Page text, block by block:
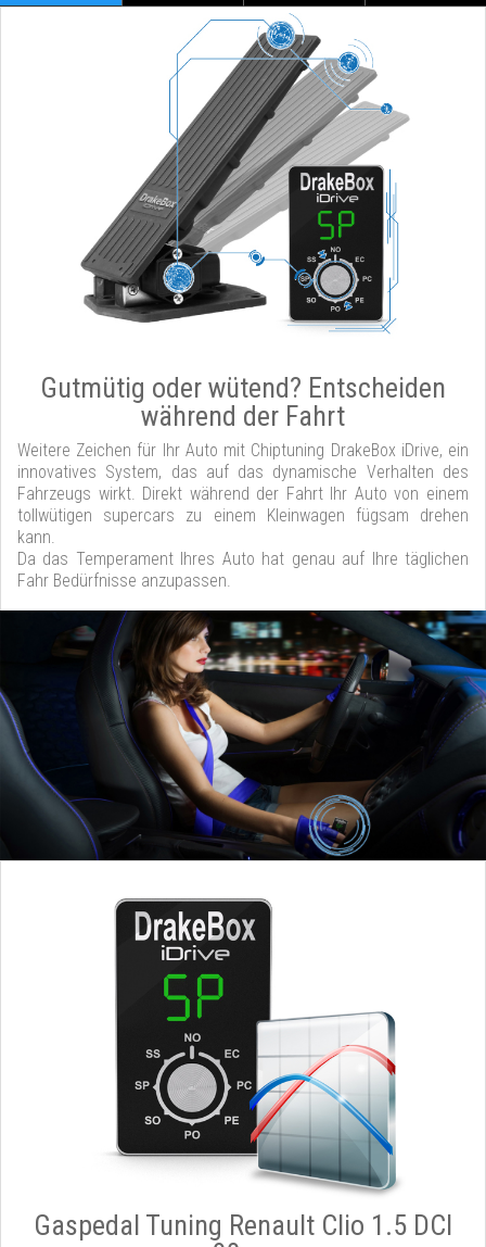
Gutmütig oder wütend? Entscheiden
während der Fahrt
Weitere Zeichen für Ihr Auto mit Chiptuning DrakeBox iDrive, ein
innovatives System, das auf das dynamische Verhalten des
Fahrzeugs wirkt. Direkt während der Fahrt Ihr Auto von einem
tollwütigen supercars zu einem Kleinwagen fügsam drehen
kann.
Da das Temperament Ihres Auto hat genau auf Ihre täglichen
Fahr Bedürfnisse anzupassen.
Gaspedal Tuning Renault Clio 1.5 DCI